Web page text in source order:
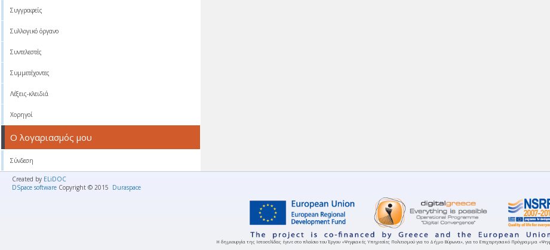
Συγγραφείς
Συλλογικό όργανο
Συντελεστές
Συμμετέχοντες
Λέξεις-κλειδιά
Χορηγοί
Ο λογαριασμός μου
Σύνδεση
Created by ELiDOC
DSpace software Copyright © 2015 Duraspace
Η δημιουργία της Ιστοσελίδας έγινε στο πλαίσιο του Έργου «Ψηφιακές Υπηρεσίες Πολιτισμού για το Δήμο Βύρωνα», για το Επιχειρησιακό Πρόγραμμα